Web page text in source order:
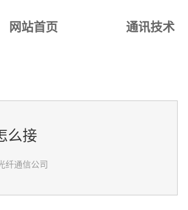
网站首页 通讯技术
么接
纤通信公司